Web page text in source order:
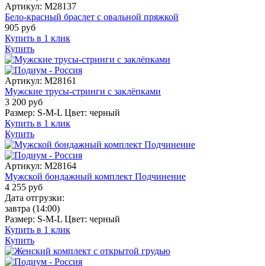
Артикул: M28137
Бело-красный браслет с овальной пряжкой
905 руб
Купить в 1 клик
Купить
Артикул: M28161
Мужские трусы-стринги с заклёпками
3 200 руб
Размер: S-M-L Цвет: черный
Купить в 1 клик
Купить
Артикул: M28164
Мужской бондажный комплект Подчинение
4 255 руб
Дата отгрузки:
завтра (14:00)
Размер: S-M-L Цвет: черный
Купить в 1 клик
Купить